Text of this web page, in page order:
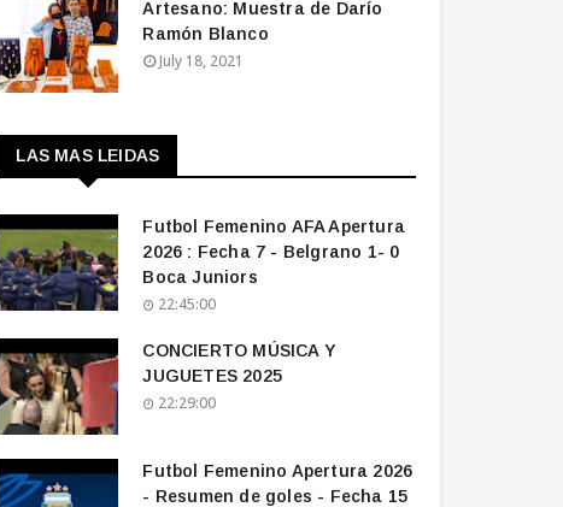
Artesano: Muestra de Darío
Ramón Blanco
July 18, 2021
LAS MAS LEIDAS
Futbol Femenino AFA Apertura
2026 : Fecha 7 - Belgrano 1- 0
Boca Juniors
22:45:00
CONCIERTO MÚSICA Y
JUGUETES 2025
22:29:00
Futbol Femenino Apertura 2026
- Resumen de goles - Fecha 15